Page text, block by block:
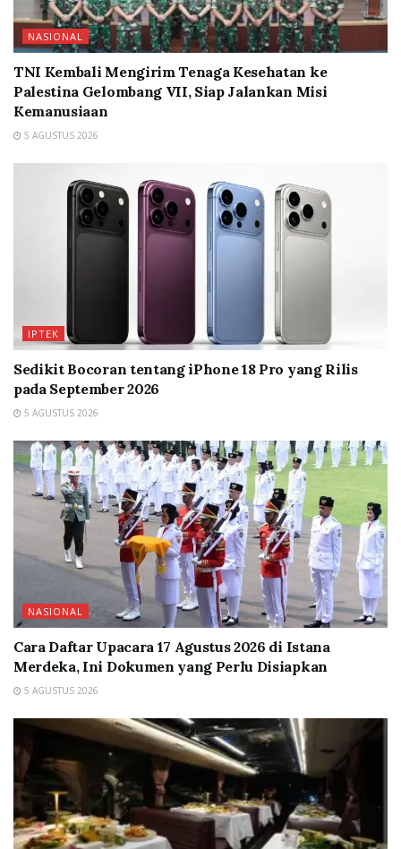
NASIONAL
TNI Kembali Mengirim Tenaga Kesehatan ke
Palestina Gelombang VII, Siap Jalankan Misi
Kemanusiaan
5 AGUSTUS 2026
IPTEK
Sedikit Bocoran tentang iPhone 18 Pro yang Rilis
pada September 2026
5 AGUSTUS 2026
NASIONAL
Cara Daftar Upacara 17 Agustus 2026 di Istana
Merdeka, Ini Dokumen yang Perlu Disiapkan
5 AGUSTUS 2026